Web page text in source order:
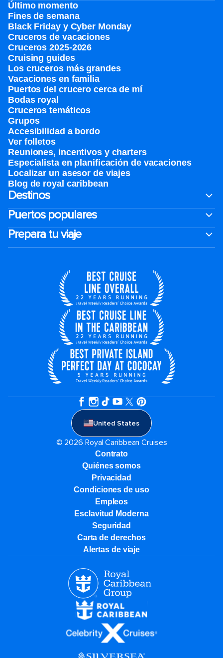
Último momento
Fines de semana
Black Friday y Cyber Monday
Cruceros de vacaciones
Cruceros 2025-2026
Cruising guides
Los cruceros más grandes
Vacaciones en familia
Puertos del crucero cerca de mí
Bodas royal
Cruceros temáticos
Grupos
Accesibilidad a bordo
Ver folletos
Reuniones, incentivos y charters​
Especialista en planificación de vacaciones
Localizar un asesor de viajes
Blog de royal caribbean
Destinos
Puertos populares
Prepara tu viaje
United States
© 2026 Royal Caribbean Cruises
Contrato
Quiénes somos
Privacidad
Condiciones de uso
Empleos
Esclavitud Moderna
Seguridad
Carta de derechos
Alertas de viaje